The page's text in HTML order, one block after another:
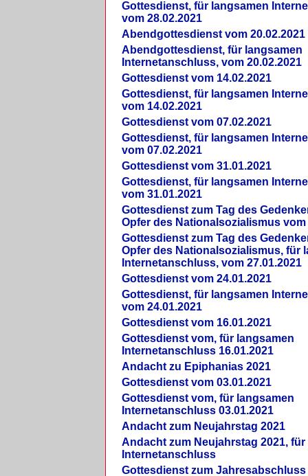
Gottesdienst, für langsamen
vom 28.02.2021
Abendgottesdienst vom 20.02.2021
Abendgottesdienst, für langsamen
Internetanschluss, vom 20.02.2021
Gottesdienst vom 14.02.2021
Gottesdienst, für langsamen
vom 14.02.2021
Gottesdienst vom 07.02.2021
Gottesdienst, für langsamen
vom 07.02.2021
Gottesdienst vom 31.01.2021
Gottesdienst, für langsamen
vom 31.01.2021
Gottesdienst zum Tag des
Opfer des Nationalsozialismus vom
Gottesdienst zum Tag des
Opfer des Nationalsozialismus, für
Internetanschluss, vom 27.01.2021
Gottesdienst vom 24.01.2021
Gottesdienst, für langsamen
vom 24.01.2021
Gottesdienst vom 16.01.2021
Gottesdienst vom, für langsamen
Internetanschluss 16.01.2021
Andacht zu Epiphanias 2021
Gottesdienst vom 03.01.2021
Gottesdienst vom, für langsamen
Internetanschluss 03.01.2021
Andacht zum Neujahrstag 2021
Andacht zum Neujahrstag 2021,
Internetanschluss
Gottesdienst zum Jahresabschluss